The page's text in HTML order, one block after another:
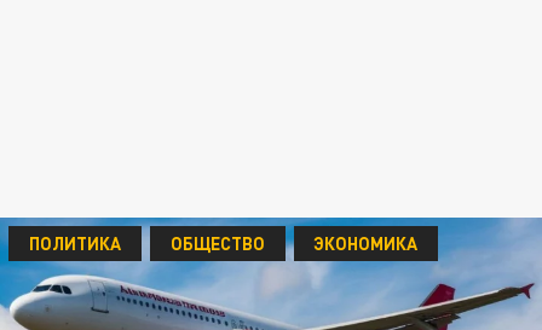
ПОЛИТИКА ОБЩЕСТВО ЭКОНОМИКА